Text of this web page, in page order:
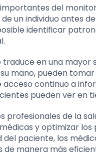
del
un individuo antes
identificar
en una mayor
mano, pueden
continuo a
pueden ver en
profesionales de la
y optimizar
del paciente, los
manera más